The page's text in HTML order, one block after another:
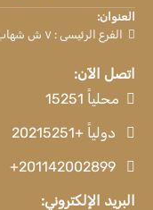
العنوان:
الفرع الرئيسى : ٧ ش شهاب المهندسين - الجيزة - مصر
اتصل الآن:
محلياً 15251
دولياً +20215251
+201142002899
البريد الإلكتروني: